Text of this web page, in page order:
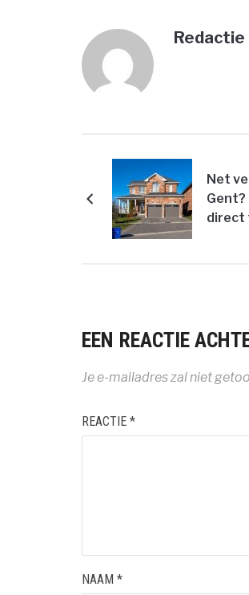
Redactie
Net
Gent?
direct
EEN REACTIE
Je e-mailadres zal niet
REACTIE *
NAAM *